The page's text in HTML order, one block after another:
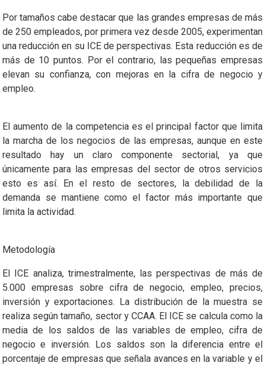
Por tamaños cabe destacar que las grandes empresas de más
de 250 empleados, por primera vez desde 2005, experimentan
una reducción en su ICE de perspectivas. Esta reducción es de
más de 10 puntos. Por el contrario, las pequeñas empresas
elevan su confianza, con mejoras en la cifra de negocio y
empleo.
El aumento de la competencia es el principal factor que limita
la marcha de los negocios de las empresas, aunque en este
resultado hay un claro componente sectorial, ya que
únicamente para las empresas del sector de otros servicios
esto es así. En el resto de sectores, la debilidad de la
demanda se mantiene como el factor más importante que
limita la actividad.
Metodología
El ICE analiza, trimestralmente, las perspectivas de más de
5.000 empresas sobre cifra de negocio, empleo, precios,
inversión y exportaciones. La distribución de la muestra se
realiza según tamaño, sector y CCAA. El ICE se calcula como la
media de los saldos de las variables de empleo, cifra de
negocio e inversión. Los saldos son la diferencia entre el
porcentaje de empresas que señala avances en la variable y el